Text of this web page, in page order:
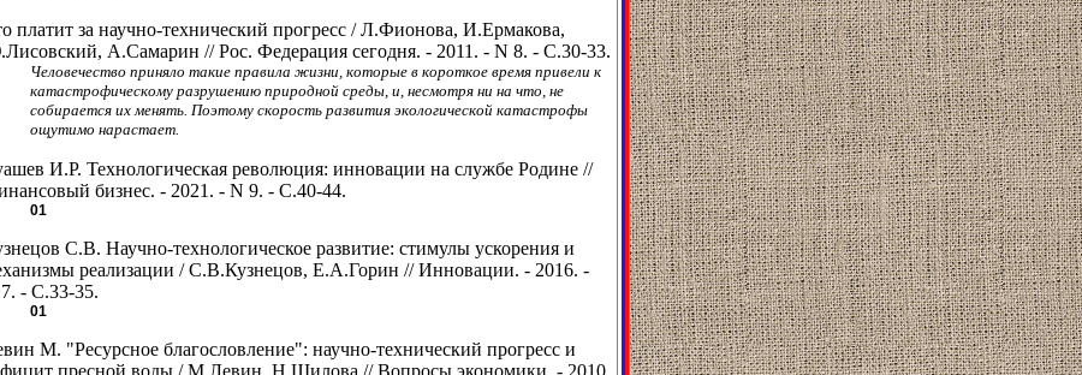
платит за научно-технический прогресс / Л.Фионова, И.Ермакова,
А.Самарин // Рос. Федерация сегодня. - 2011. - N 8. - С.30-33.
Человечество приняло такие правила жизни, которые в короткое время привели к
катастрофическому разрушению природной среды, и, несмотря ни на что, не
собирается их менять. Поэтому скорость развития экологической катастрофы
ощутимо нарастает.
И.Р. Технологическая революция: инновации на службе Родине //
бизнес. - 2021. - N 9. - С.40-44.
01
С.В. Научно-технологическое развитие: стимулы ускорения и
реализации / С.В.Кузнецов, Е.А.Горин // Инновации. - 2016. -
- С.33-35.
01
М. "Ресурсное благословление": научно-технический прогресс и
пресной воды / М.Левин, Н.Шилова // Вопросы экономики. - 2010.